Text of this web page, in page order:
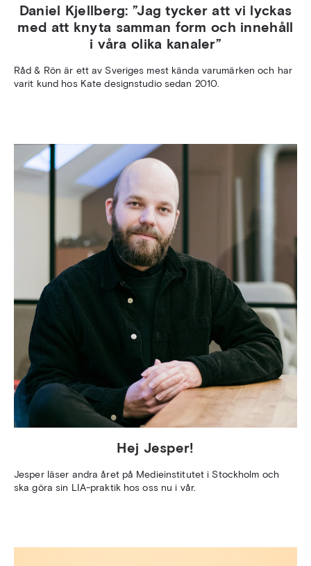
Daniel Kjellberg: ”Jag tycker att vi lyckas
med att knyta samman form och innehåll
i våra olika kanaler”
Råd & Rön är ett av Sveriges mest kända varumärken och har
varit kund hos Kate designstudio sedan 2010.
Hej Jesper!
Jesper läser andra året på Medieinstitutet i Stockholm och
ska göra sin LIA-praktik hos oss nu i vår.